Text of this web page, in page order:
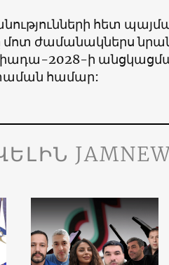
հետ
ժամանակներս
2028-ի
համար: